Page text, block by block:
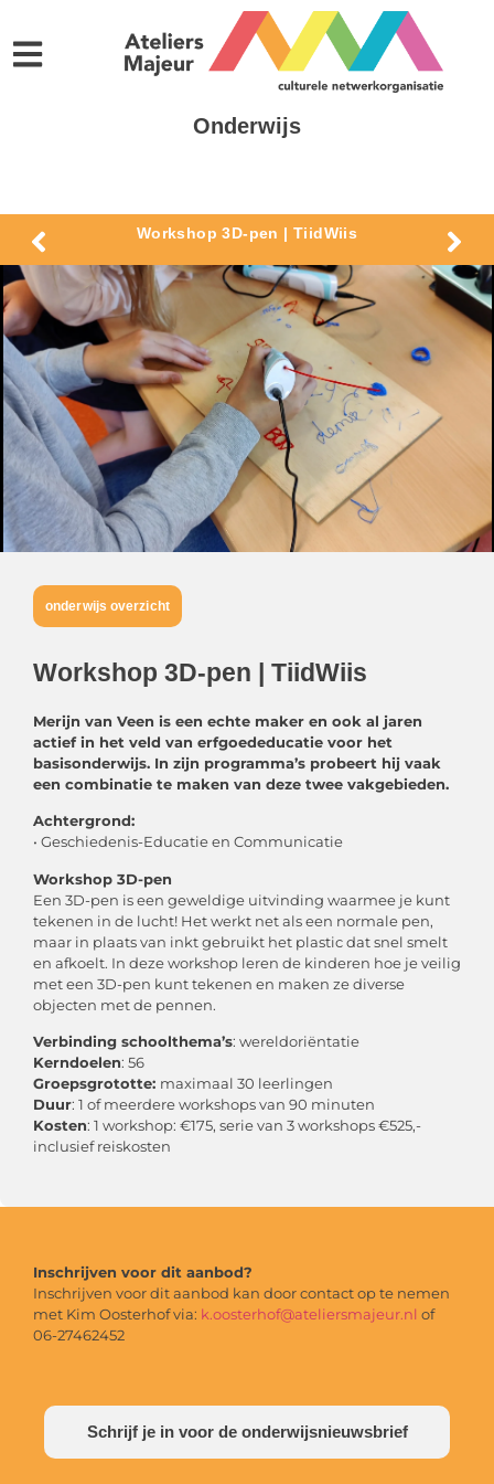
Onderwijs
Workshop 3D-pen | TiidWiis
onderwijs overzicht
Workshop 3D-pen | TiidWiis
Merijn van Veen is een echte maker en ook al jaren
actief in het veld van erfgoededucatie voor het
basisonderwijs. In zijn programma’s probeert hij vaak
een combinatie te maken van deze twee vakgebieden.
Achtergrond:
• Geschiedenis-Educatie en Communicatie
Workshop 3D-pen
Een 3D-pen is een geweldige uitvinding waarmee je kunt
tekenen in de lucht! Het werkt net als een normale pen,
maar in plaats van inkt gebruikt het plastic dat snel smelt
en afkoelt. In deze workshop leren de kinderen hoe je veilig
met een 3D-pen kunt tekenen en maken ze diverse
objecten met de pennen.
Verbinding schoolthema’s: wereldoriëntatie
Kerndoelen: 56
Groepsgrototte: maximaal 30 leerlingen
Duur: 1 of meerdere workshops van 90 minuten
Kosten: 1 workshop: €175, serie van 3 workshops €525,-
inclusief reiskosten
Inschrijven voor dit aanbod?
Inschrijven voor dit aanbod kan door contact op te nemen
met Kim Oosterhof via: k.oosterhof@ateliersmajeur.nl of
06-27462452
Schrijf je in voor de onderwijsnieuwsbrief